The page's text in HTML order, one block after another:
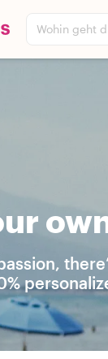
Wohin geht